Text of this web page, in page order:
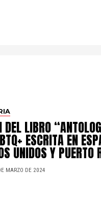
DEL LIBRO
ESCRITA EN
UNIDOS Y PUERTO
MARZO DE 2024